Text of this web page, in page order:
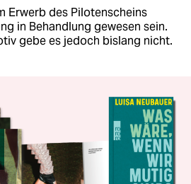
Erwerb des Pilotenscheins
in Behandlung gewesen sein.
gebe es jedoch bislang nicht.